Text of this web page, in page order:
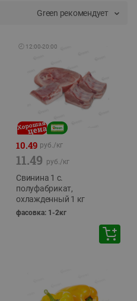
Green рекомендует
🕘 12:00-20:00
10.49 руб./кг
11.49 руб./кг
Свинина 1 с.
полуфабрикат,
охлажденный 1 кг
фасовка: 1-2кг